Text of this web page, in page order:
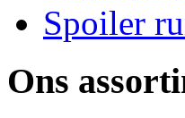
Spoiler
Ons